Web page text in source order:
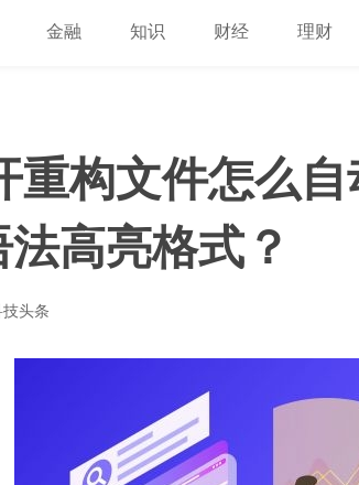
金融 知识 财经 理财
重构文件怎么
高亮格式？
头条